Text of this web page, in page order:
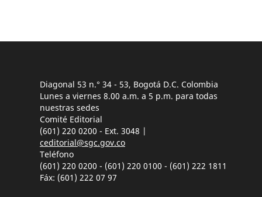
Diagonal 53 n.° 34 - 53, Bogotá D.C. Colombia
Lunes a viernes 8.00 a.m. a 5 p.m. para todas
nuestras sedes
Comité Editorial
(601) 220 0200 - Ext. 3048 |
ceditorial@sgc.gov.co
Teléfono
(601) 220 0200 - (601) 220 0100 - (601) 222 1811
Fáx: (601) 222 07 97